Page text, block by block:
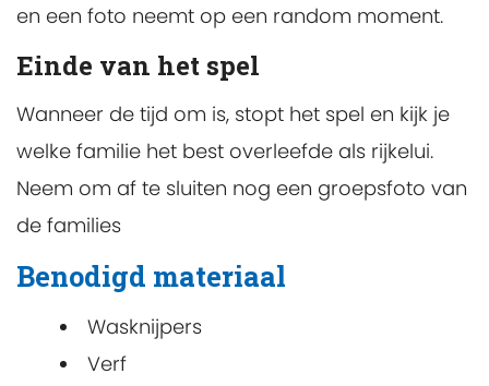
en een foto neemt op een random moment.
Einde van het spel
Wanneer de tijd om is, stopt het spel en kijk je
welke familie het best overleefde als rijkelui.
Neem om af te sluiten nog een groepsfoto van
de families
Benodigd materiaal
Wasknijpers
Verf